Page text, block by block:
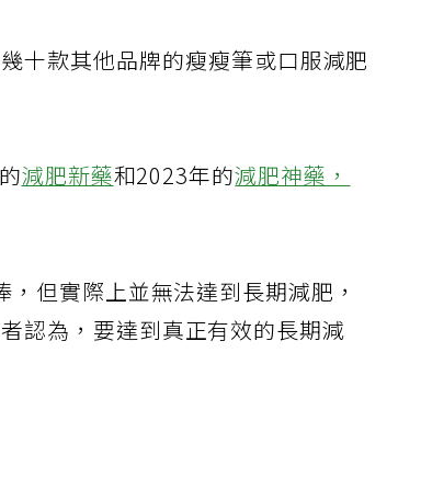
十款其他品牌的瘦瘦筆或口服減肥
減肥新藥和2023年的減肥神藥，
但實際上並無法達到長期減肥，
認為，要達到真正有效的長期減